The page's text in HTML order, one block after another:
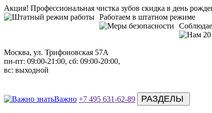
Акция! Профессиональная чистка зубов скидка в день
Работаем в штатном режиме
Москва, ул. Трифоновская 57А
пн-пт: 09:00-21:00, сб: 09:00-20:00,
вс: выходной
Важно +7 495 631-62-89 РАЗДЕЛЫ